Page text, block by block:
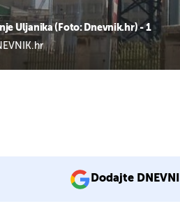
Uljanika (Foto: Dnevnik.hr) - 1
Dodajte